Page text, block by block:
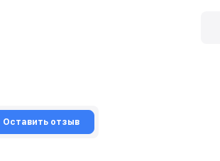
Оставить отзыв